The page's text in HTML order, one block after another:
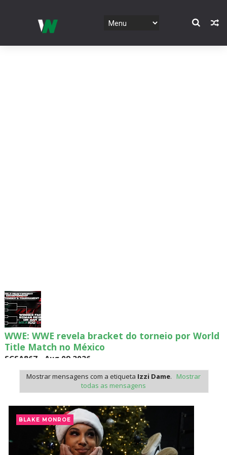
WWE: WWE revela bracket do torneio por World
Title Match no México
SCSA867- Aug 09 2026
WWE: Possível data de regresso de Rhea Ripley
revelada
SCSA867-Aug 09 2026
Mostrar mensagens com a etiqueta Izzi Dame.
Mostrar
todas as mensagens
BLAKE MONROE